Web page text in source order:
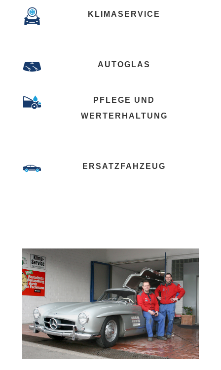
KLIMASERVICE
AUTOGLAS
PFLEGE UND
WERTERHALTUNG
ERSATZFAHZEUG